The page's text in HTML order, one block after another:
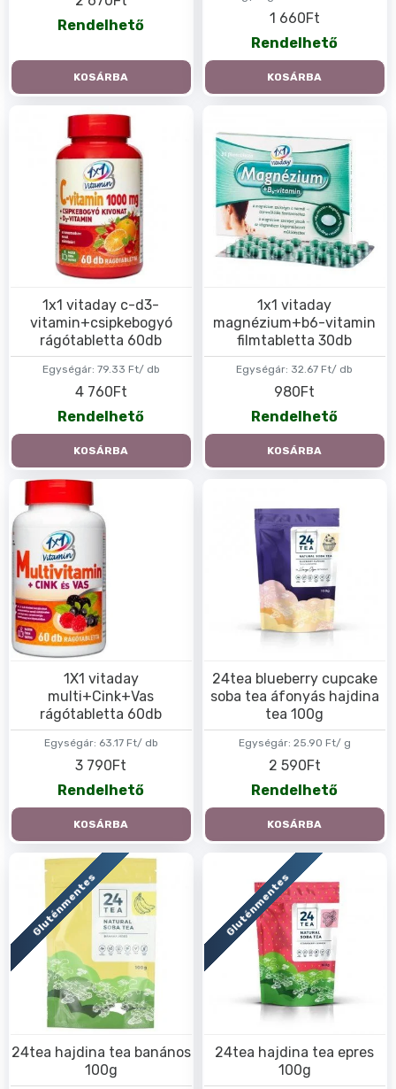
Rendelhető
KOSÁRBA
1 660Ft
Rendelhető
KOSÁRBA
Egységár: 79.33 Ft/ db
1x1 vitaday c-d3-
vitamin+csipkebogyó
rágótabletta 60db
4 760Ft
Rendelhető
KOSÁRBA
Egységár: 32.67 Ft/ db
1x1 vitaday
magnézium+b6-vitamin
filmtabletta 30db
980Ft
Rendelhető
KOSÁRBA
Egységár: 63.17 Ft/ db
1X1 vitaday
multi+Cink+Vas
rágótabletta 60db
3 790Ft
Rendelhető
KOSÁRBA
Egységár: 25.90 Ft/ g
24tea blueberry cupcake
soba tea áfonyás hajdina
tea 100g
2 590Ft
Rendelhető
KOSÁRBA
Gluténmentes
24tea hajdina tea banános
100g
Gluténmentes
24tea hajdina tea epres
100g